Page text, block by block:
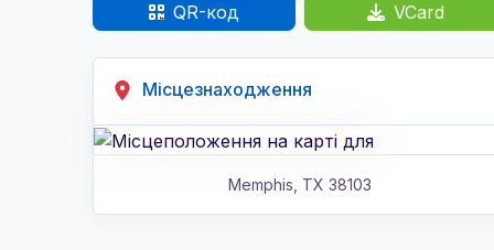
QR-код VCard
Місцезнаходження
Memphis TX 38103